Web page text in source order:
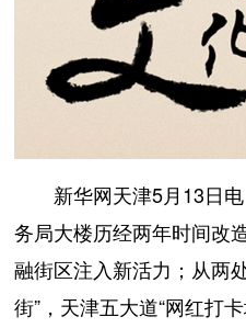
新华网天津5月13日电
务局大楼历经两年时间改
融街区注入新活力；从两
街”，天津五大道“网红打